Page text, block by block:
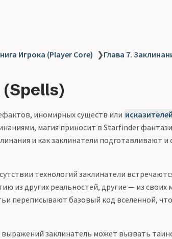
Игрока (Player Core) ❯Глава 7.
иномирных существ или исказителей
магия приносит в Starfinder
и как заклинатели подготавливают
технологий заклинатели
из других реальностей, другие — из своих
переписывают базовый код вселенной,
заклинатель может вызвать